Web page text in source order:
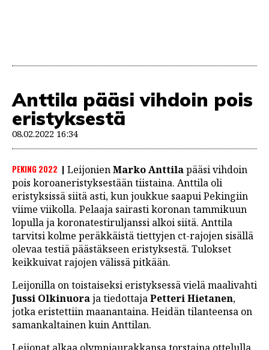
Anttila pääsi vihdoin pois
eristyksestä
08.02.2022 16:34
PEKING 2022 LeijonienMarko Anttilapääsi vihdoin
pois koroaneristyksestään tiistaina. Anttila oli
eristyksissä siitä asti, kun joukkue saapui Pekingiin
viime viikolla. Pelaaja sairasti koronan tammikuun
lopulla ja koronatestiruljanssi alkoi siitä. Anttila
tarvitsi kolme peräkkäistä tiettyjen ct-rajojen sisällä
olevaa testiä päästäkseen eristyksestä. Tulokset
keikkuivat rajojen välissä pitkään.
Leijonilla on toistaiseksi eristyksessä vielä maalivahti
Jussi Olkinuoraja tiedottajaPetteri Hietanen,
jotka eristettiin maanantaina. Heidän tilanteensa on
samankaltainen kuin Anttilan.